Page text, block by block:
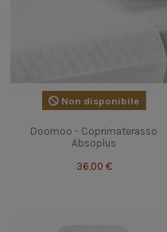
Non disponibile
Doomoo - Coprimaterasso
Absoplus
36,00 €